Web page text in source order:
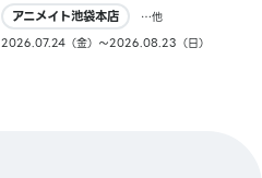
アニメイト池袋本店
…他
2026.07.24（金）〜2026.08.23（日）